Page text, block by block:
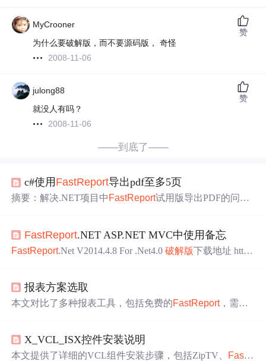
MyCrooner
为什么要破解版，而不要源码版， 奇怪
2008-11-06
赞
julong88
就没人有吗？
2008-11-06
赞
——到底了——
c#使用 FastReport导出pdf至多5页
摘要：解决.NET项目中 FastReport试用版导出PDF的问
除原FastReport引用；3）添加破解版DLL引用；4）复制
所有破解文件至指定位置。替换完成后即可正常生成完整P
FastReport.NET ASP.NET MVC中使用备忘
FastReport.Net V2014.4.8 For .Net4.0破解版下载地址 htt
种可以绑定List<Model> 使用DataTable数据源的需要 Table
DataSou...
报表方案选取
本文对比了多种报表工具，包括免费的FastReport，需授
的优缺点，如复杂度、文档支持和版权问题，为开发者选
择合适的报表解决方案提供了指导。
X_VCL_ISX控件安装说明
本文提供了详细的VCL组件安装步骤，包括ZipTV、 FastR